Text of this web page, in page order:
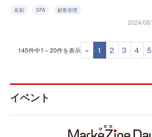
名刺 SFA 顧客管理
2024/
145件中1～20件を表示 « 1 2 3 4 5
イベント